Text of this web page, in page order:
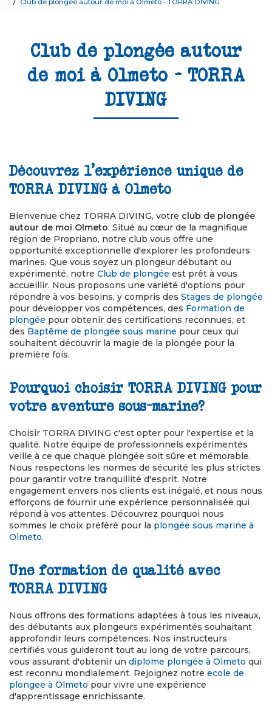
Club de plongée autour
de moi à Olmeto - TORRA
DIVING
Découvrez l'expérience unique de
TORRA DIVING à Olmeto
Bienvenue chez TORRA DIVING, votre club de plongée
autour de moi Olmeto. Situé au cœur de la magnifique
région de Propriano, notre club vous offre une
opportunité exceptionnelle d'explorer les profondeurs
marines. Que vous soyez un plongeur débutant ou
expérimenté, notre Club de plongée est prêt à vous
accueillir. Nous proposons une variété d'options pour
répondre à vos besoins, y compris des Stages de plongée
pour développer vos compétences, des Formation de
plongée pour obtenir des certifications reconnues, et
des Baptême de plongée sous marine pour ceux qui
souhaitent découvrir la magie de la plongée pour la
première fois.
Pourquoi choisir TORRA DIVING pour
votre aventure sous-marine?
Choisir TORRA DIVING c'est opter pour l'expertise et la
qualité. Notre équipe de professionnels expérimentés
veille à ce que chaque plongée soit sûre et mémorable.
Nous respectons les normes de sécurité les plus strictes
pour garantir votre tranquillité d'esprit. Notre
engagement envers nos clients est inégalé, et nous nous
efforçons de fournir une expérience personnalisée qui
répond à vos attentes. Découvrez pourquoi nous
sommes le choix préféré pour la plongée sous marine à
Olmeto.
Une formation de qualité avec
TORRA DIVING
Nous offrons des formations adaptées à tous les niveaux,
des débutants aux plongeurs expérimentés souhaitant
approfondir leurs compétences. Nos instructeurs
certifiés vous guideront tout au long de votre parcours,
vous assurant d'obtenir un diplome plongée à Olmeto qui
est reconnu mondialement. Rejoignez notre ecole de
plongee à Olmeto pour vivre une expérience
d'apprentissage enrichissante.